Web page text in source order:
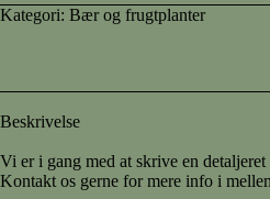
Kategori: Bær og frugtplanter
Beskrivelse
Vi er i gang med at skrive en
Kontakt os gerne for mere info i